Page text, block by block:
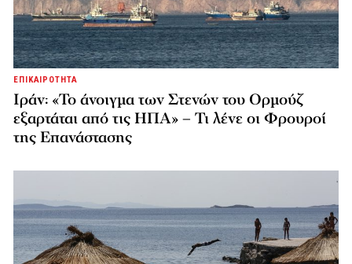
ΕΠΙΚΑΙΡΟΤΗΤΑ
Ιράν: «Το άνοιγμα των Στενών του Ορμούζ
εξαρτάται από τις ΗΠΑ» – Τι λένε οι Φρουροί
της Επανάστασης